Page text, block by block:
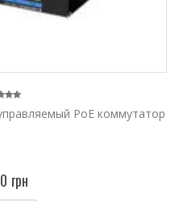
PoE коммутатор
грн